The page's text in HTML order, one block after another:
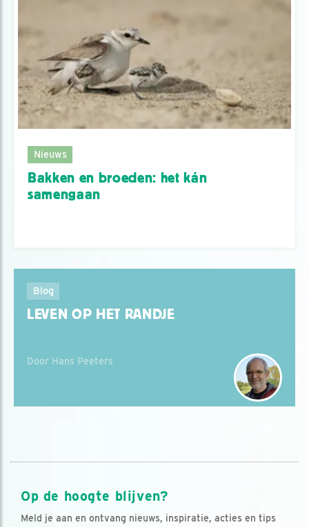
Nieuws
Bakken en broeden: het kán
samengaan
Blog
LEVEN OP HET RANDJE
Door Hans Peeters
Op de hoogte blijven?
Meld je aan en ontvang nieuws, inspiratie, acties en tips